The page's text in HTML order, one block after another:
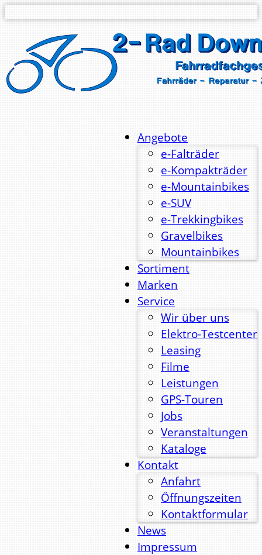
Angebote
e-Falträder
e-Kompakträder
e-Mountainbikes
e-SUV
e-Trekkingbikes
Gravelbikes
Mountainbikes
Sortiment
Marken
Service
Wir über uns
Elektro-Testcenter
Leasing
Filme
Leistungen
GPS-Touren
Jobs
Veranstaltungen
Kataloge
Kontakt
Anfahrt
Öffnungszeiten
Kontaktformular
News
Impressum